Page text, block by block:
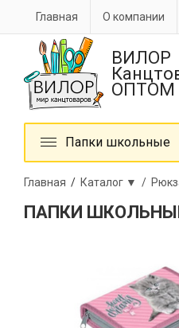
Главная О компании
ВИЛОР
ОПТОМ
Папки школьные
Главная / Каталог ▼ /
ПАПКИ